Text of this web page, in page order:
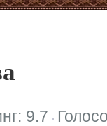
9.7